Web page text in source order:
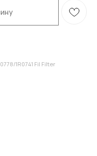
1R0741 Fil Filter